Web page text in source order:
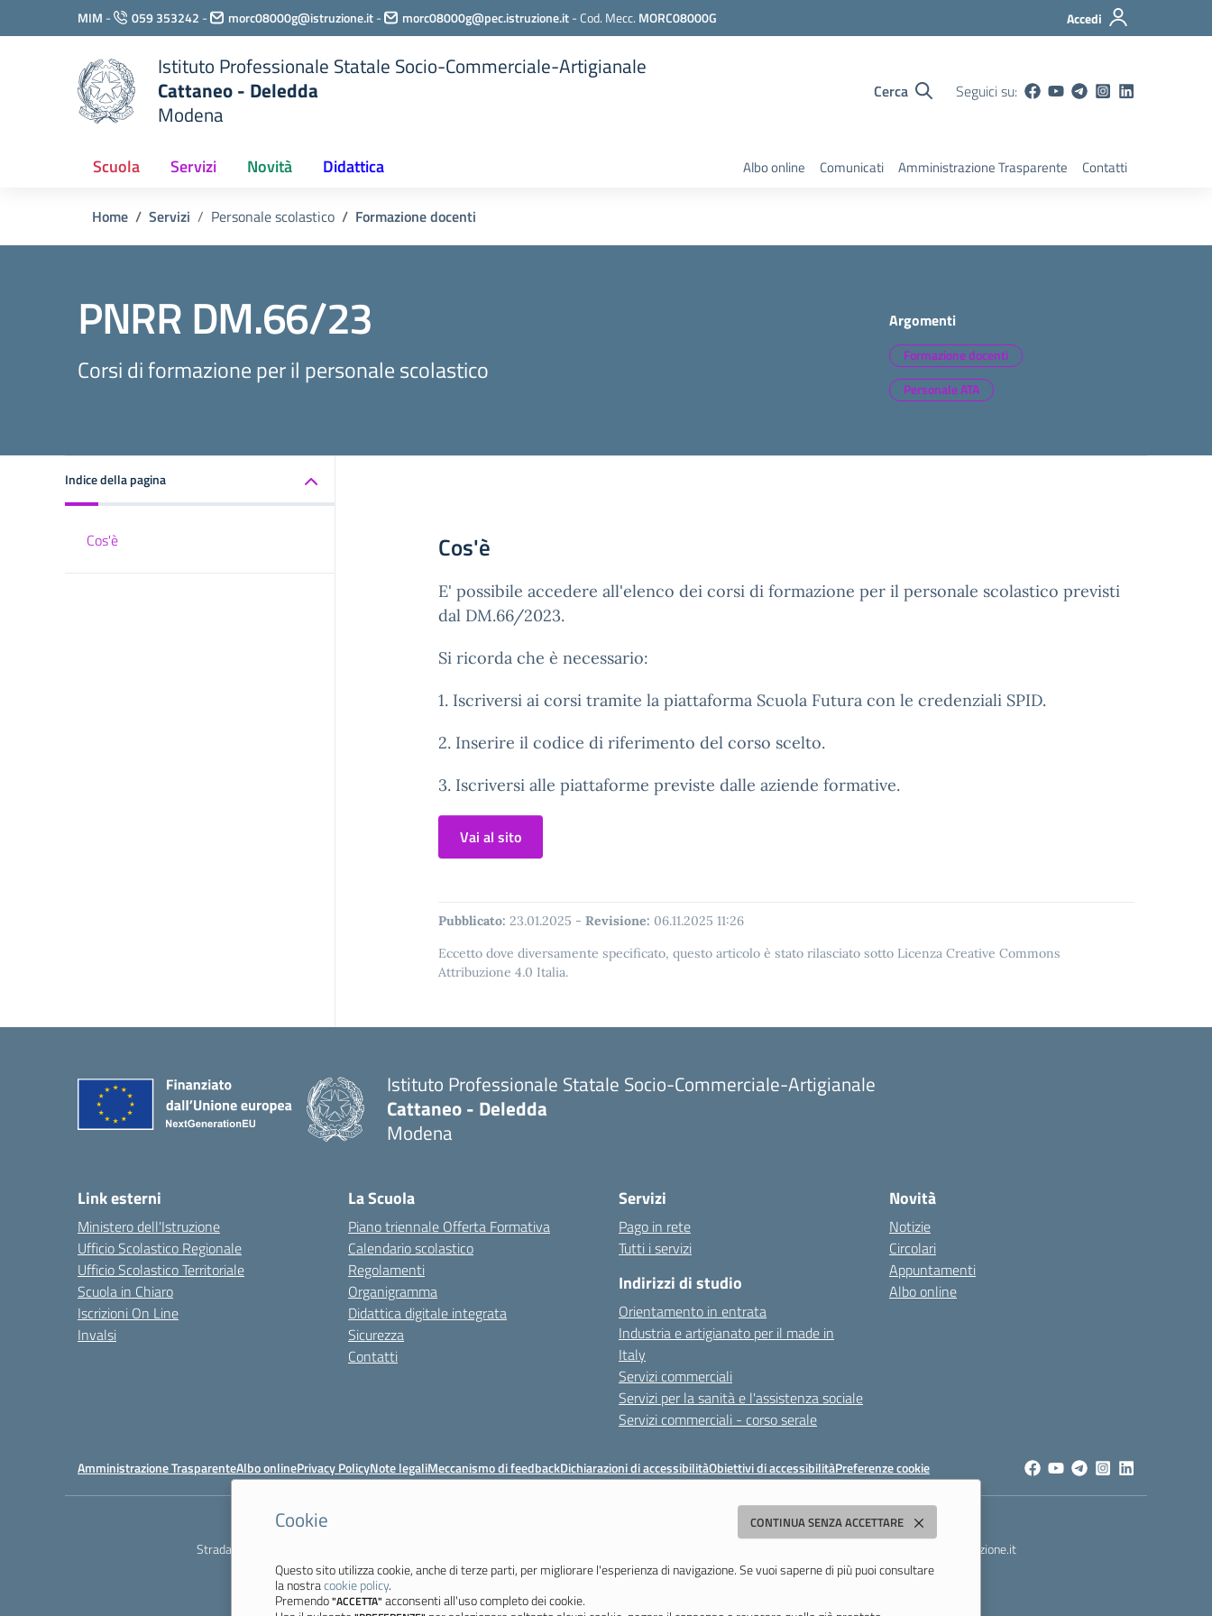
Cookie CONTINUA SENZA ACCETTARE
Questo sito utilizza cookie, anche di terze parti, per migliorare l'esperienza di navigazione. Se vuoi saperne di più puoi consultare
la nostracookie policy.
Premendo"ACCETTA" acconsenti all'uso completo dei cookie.
Vai ai contenuti
Vai al menu di navigazione
MIM - 059 353242 - morc08000g@istruzione.it- morc08000g@pec.istruzione.it-Cod. Mecc. MORC08000G Accedi
Istituto Professionale Statale Socio-Commerciale-Artigianale
Cattaneo - Deledda
Modena
Cerca Seguici su:
Scuola Servizi Novità Didattica Albo online Comunicati Amministrazione Trasparente Contatti
Home Servizi Personale scolastico Formazione docenti
PNRR DM.66/23
Corsi di formazione per il personale scolastico
Argomenti
Formazione docenti
Personale ATA
Indice della pagina
Cos'è Cos'è
E' possibile accedere all'elenco dei corsi di formazione per il personale scolastico previsti
dal DM.66/2023.
Si ricorda che è necessario:
1. Iscriversi ai corsi tramite la piattaforma Scuola Futura con le credenziali SPID.
2. Inserire il codice di riferimento del corso scelto.
3. Iscriversi alle piattaforme previste dalle aziende formative.
Vai al sito
Pubblicato: 23.01.2025 - Revisione: 06.11.2025 11:26
Eccetto dove diversamente specificato, questo articolo è stato rilasciato sotto Licenza Creative Commons
Attribuzione 4.0 Italia.
Istituto Professionale Statale Socio-Commerciale-Artigianale
Cattaneo - Deledda
Modena
Link esterni
Ministero dell'Istruzione
Ufficio Scolastico Regionale
Ufficio Scolastico Territoriale
Scuola in Chiaro
Iscrizioni On Line
Invalsi
La Scuola
Piano triennale Offerta Formativa
Calendario scolastico
Regolamenti
Organigramma
Didattica digitale integrata
Sicurezza
Contatti
Servizi
Pago in rete
Tutti i servizi
Indirizzi di studio
Orientamento in entrata
Industria e artigianato per il made in
Italy
Servizi commerciali
Servizi per la sanità e l'assistenza sociale
Servizi commerciali - corso serale
Novità
Notizie
Circolari
Appuntamenti
Albo online
Amministrazione TrasparenteAlbo onlinePrivacy PolicyNote legaliMeccanismo di feedbackDichiarazioni di accessibilitàObiettivi di accessibilitàPreferenze cookie
Istituto Professionale Statale Socio-Commerciale-Artigianale "Cattaneo - Deledda"
Strada degli Schiocchi, 110 - 41124 Modena - Tel. 059 353242 - Fax 059 351005 - Email:
morc08000g@pec.istruzione.it
Codice meccanografico: MORC08000G - C.F. 94177200360
Ultimo aggiornamento: Mercoledì, 29 Luglio 2026 ore 10:08